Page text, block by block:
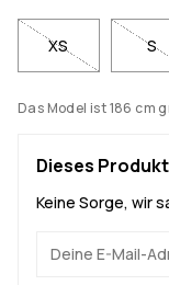
XS S
Das Model ist 186 cm
Dieses
Keine Sorge, wir